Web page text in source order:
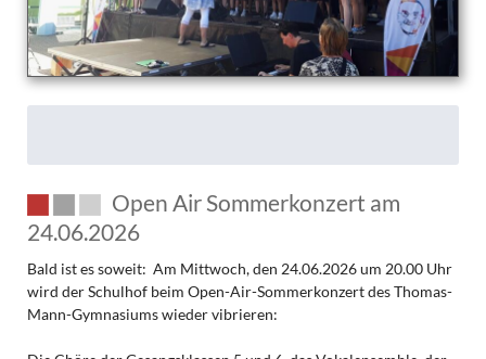
Open Air Sommerkonzert am
24.06.2026
Bald ist es soweit: Am Mittwoch, den 24.06.2026 um 20.00 Uhr
wird der Schulhof beim Open-Air-Sommerkonzert des Thomas-
Mann-Gymnasiums wieder vibrieren: